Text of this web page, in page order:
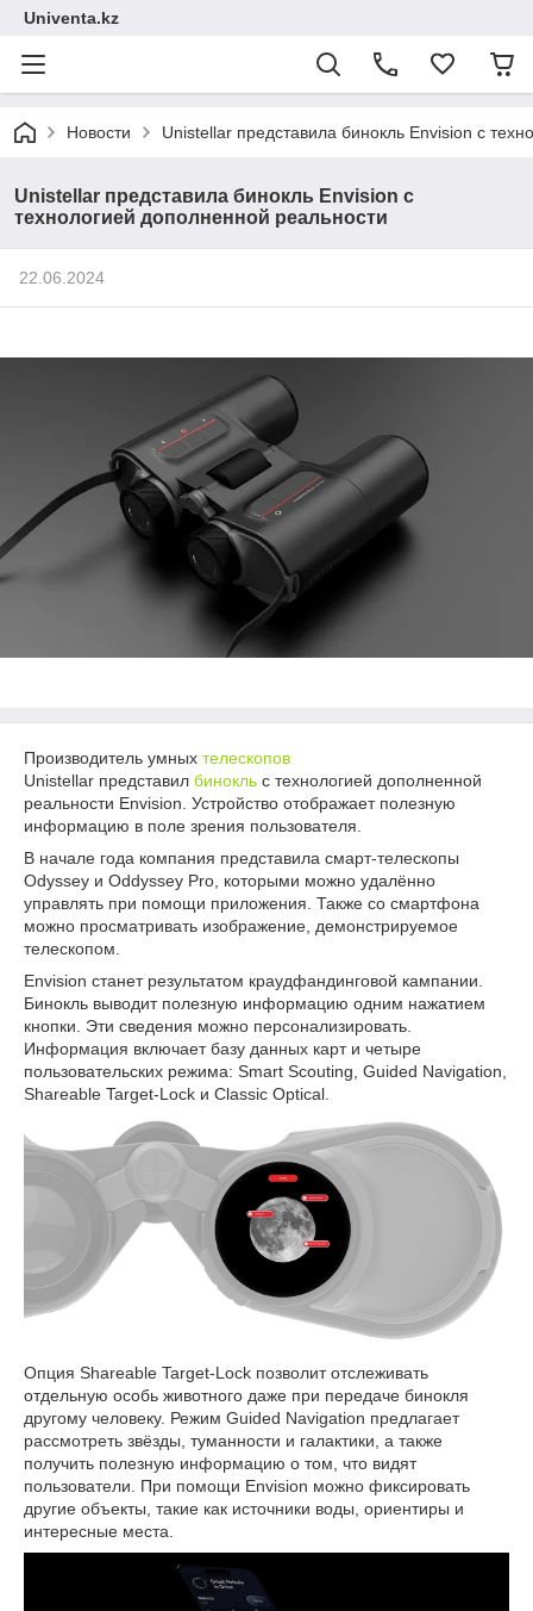
Univenta.kz
Новости Unistellar представила бинокль Envision с
Unistellar представила бинокль Envision с
технологией дополненной реальности
22.06.2024
Производитель умных телескопов
Unistellar представил бинокль с технологией дополненной
реальности Envision. Устройство отображает полезную
информацию в поле зрения пользователя.
В начале года компания представила смарт-телескопы
Odyssey и Oddyssey Pro, которыми можно удалённо
управлять при помощи приложения. Также со смартфона
можно просматривать изображение, демонстрируемое
телескопом.
Envision станет результатом краудфандинговой кампании.
Бинокль выводит полезную информацию одним нажатием
кнопки. Эти сведения можно персонализировать.
Информация включает базу данных карт и четыре
пользовательских режима: Smart Scouting, Guided Navigation,
Shareable Target-Lock и Classic Optical.
Опция Shareable Target-Lock позволит отслеживать
отдельную особь животного даже при передаче бинокля
другому человеку. Режим Guided Navigation предлагает
рассмотреть звёзды, туманности и галактики, а также
получить полезную информацию о том, что видят
пользователи. При помощи Envision можно фиксировать
другие объекты, такие как источники воды, ориентиры и
интересные места.